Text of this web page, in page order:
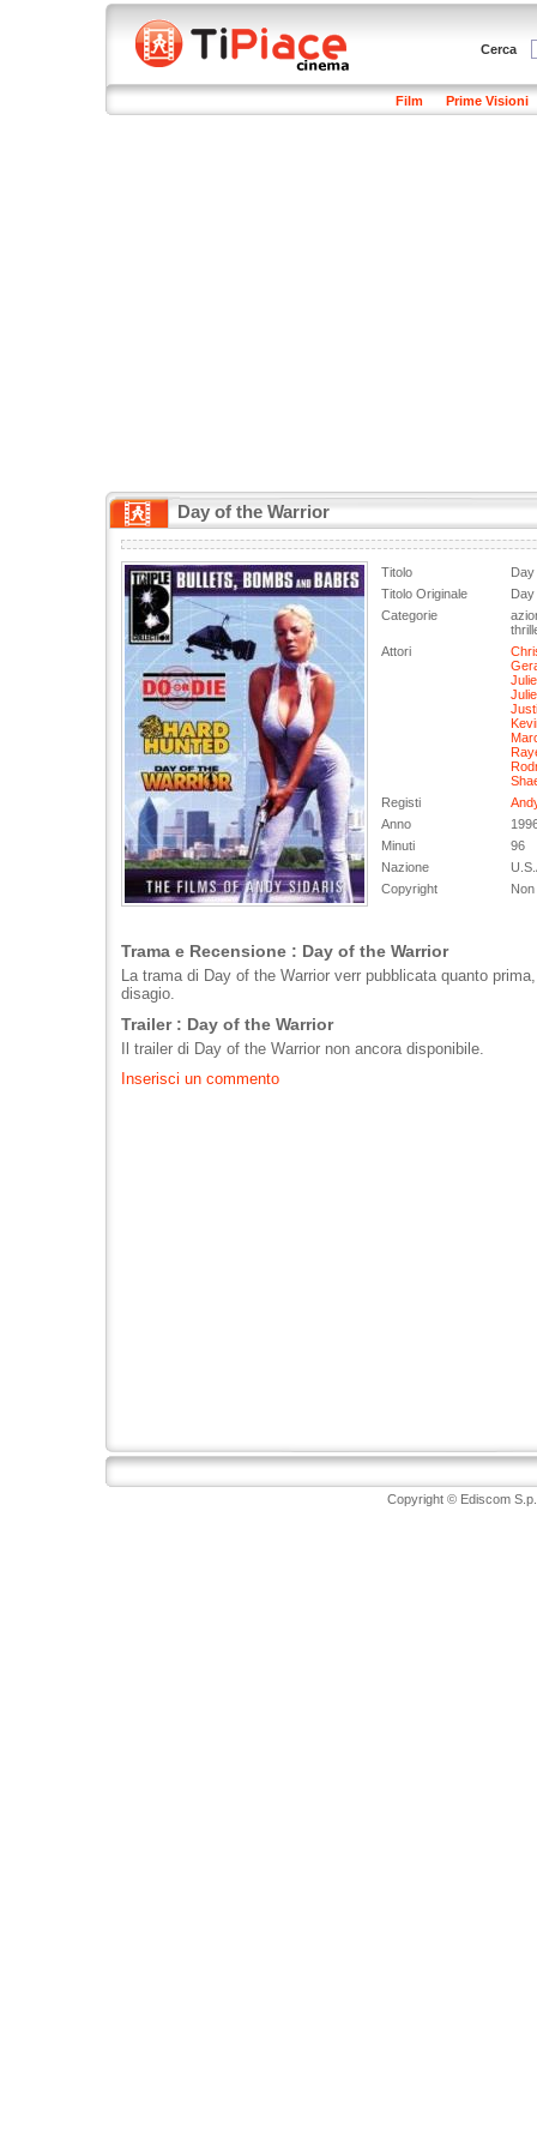
Cerca
Film Prime Visioni
Day of the Warrior
Titolo
Titolo Originale
Categorie
Attori
Registi
Anno
Minuti
96
Nazione
Copyright
Trama e Recensione : Day of the Warrior
La trama di Day of the Warrior verr pubblicata quanto
disagio.
Trailer : Day of the Warrior
Il trailer di Day of the Warrior non ancora disponibile.
Inserisci un commento
Copyright © Ediscom